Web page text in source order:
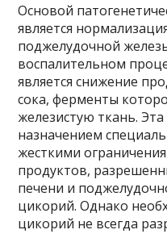
Основой
является
поджелудочной
воспалительном
является снижение
сока, ферменты
железистую ткань.
назначением
жесткими
продуктов,
печени и
цикорий. Однако
цикорий не всегда